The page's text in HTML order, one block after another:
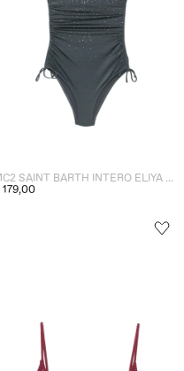
MC2 SAINT BARTH INTERO ELIYA DONNA GRIGIO
179,00